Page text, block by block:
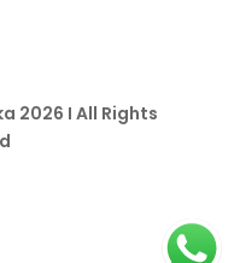
2026 I All Rights